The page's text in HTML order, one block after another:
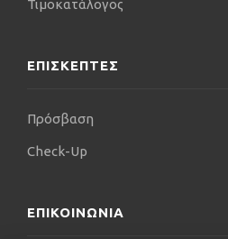
Τιμοκατάλογος
ΕΠΙΣΚΕΠΤΕΣ
Πρόσβαση
Check-Up
ΕΠΙΚΟΙΝΩΝΙΑ